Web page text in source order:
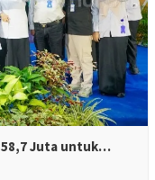
Juta untuk…